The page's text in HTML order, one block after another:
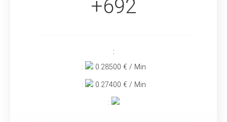
+692
:
:
0.28500 € / Min
: 0.27400 € / Min
: